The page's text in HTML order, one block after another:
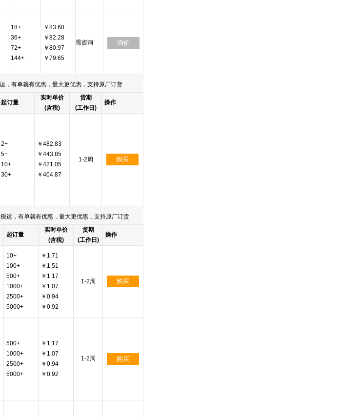
18+
36+
72+
144+
￥83.60
￥82.28
￥80.97
￥79.65
需咨询 询价
有单就有优惠，量大更优惠，支持原厂订货
起订量
实时单价
(含税)
货期
(工作日)
操作
2+
5+
10+
30+
￥482.83
￥443.85
￥421.05
￥404.87
1-2周 购买
运，有单就有优惠，量大更优惠，支持原厂订货
起订量
实时单价
(含税)
货期
(工作日)
操作
10+
100+
500+
1000+
2500+
5000+
￥1.71
￥1.51
￥1.17
￥1.07
￥0.94
￥0.92
1-2周 购买
500+
1000+
2500+
5000+
￥1.17
￥1.07
￥0.94
￥0.92
1-2周 购买